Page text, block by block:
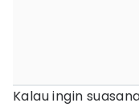
Kalau ingin